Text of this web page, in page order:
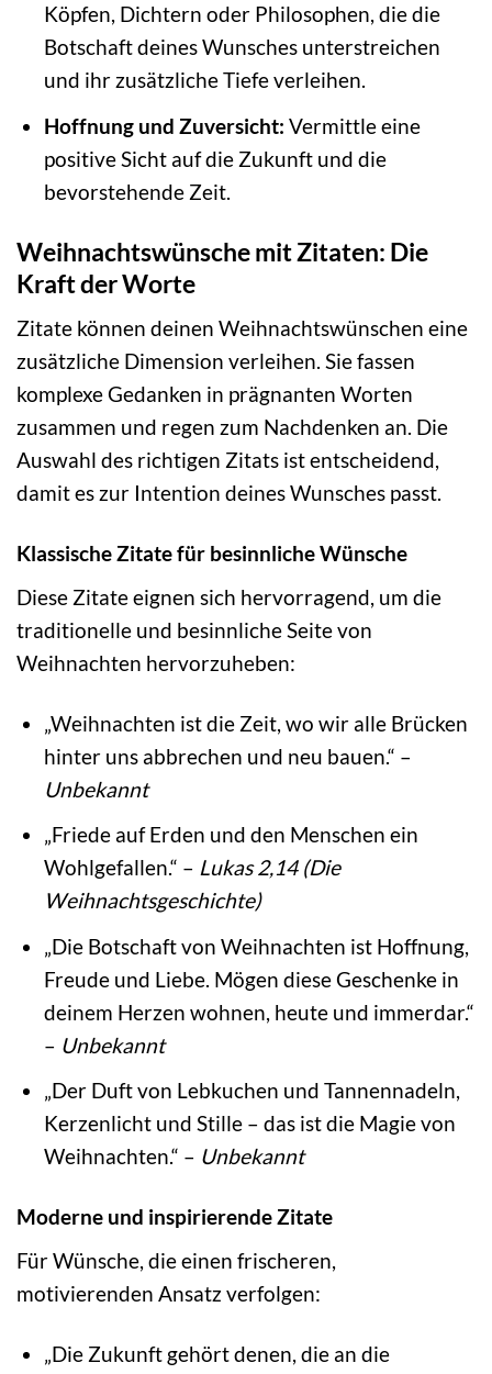
Köpfen, Dichtern oder Philosophen, die die
Botschaft deines Wunsches unterstreichen
und ihr zusätzliche Tiefe verleihen.
Hoffnung und Zuversicht: Vermittle eine
positive Sicht auf die Zukunft und die
bevorstehende Zeit.
Weihnachtswünsche mit Zitaten: Die
Kraft der Worte
Zitate können deinen Weihnachtswünschen eine
zusätzliche Dimension verleihen. Sie fassen
komplexe Gedanken in prägnanten Worten
zusammen und regen zum Nachdenken an. Die
Auswahl des richtigen Zitats ist entscheidend,
damit es zur Intention deines Wunsches passt.
Klassische Zitate für besinnliche Wünsche
Diese Zitate eignen sich hervorragend, um die
traditionelle und besinnliche Seite von
Weihnachten hervorzuheben:
„Weihnachten ist die Zeit, wo wir alle Brücken
hinter uns abbrechen und neu bauen.“ –
Unbekannt
„Friede auf Erden und den Menschen ein
Wohlgefallen.“ – Lukas 2,14 (Die
Weihnachtsgeschichte)
„Die Botschaft von Weihnachten ist Hoffnung,
Freude und Liebe. Mögen diese Geschenke in
deinem Herzen wohnen, heute und immerdar.“
– Unbekannt
„Der Duft von Lebkuchen und Tannennadeln,
Kerzenlicht und Stille – das ist die Magie von
Weihnachten.“ – Unbekannt
Moderne und inspirierende Zitate
Für Wünsche, die einen frischeren,
motivierenden Ansatz verfolgen:
„Die Zukunft gehört denen, die an die